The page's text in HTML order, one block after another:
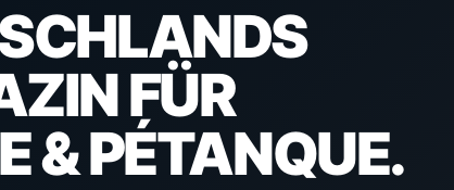
FÜR
& PÉTANQUE.